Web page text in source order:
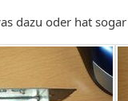
dazu oder hat